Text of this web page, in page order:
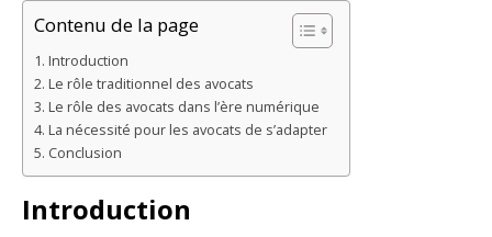
Contenu de la page
Introduction
Le rôle traditionnel des avocats
Le rôle des avocats dans l’ère numérique
La nécessité pour les avocats de s’adapter
Conclusion
Introduction